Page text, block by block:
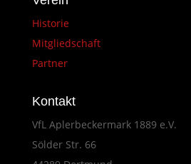
Historie
Mitgliedschaft
Partner
Kontakt
VfL Aplerbeckermark 1889 e.V.
Sölder Str. 66